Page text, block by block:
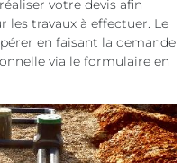
votre devis afin
les travaux à effectuer. Le
en faisant la demande
via le formulaire en